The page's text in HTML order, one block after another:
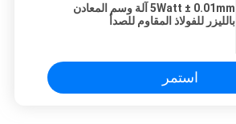
5Watt ± 0.01mm آلة وسم المعادن
بالليزر للفولاذ المقاوم للصدأ
استمر